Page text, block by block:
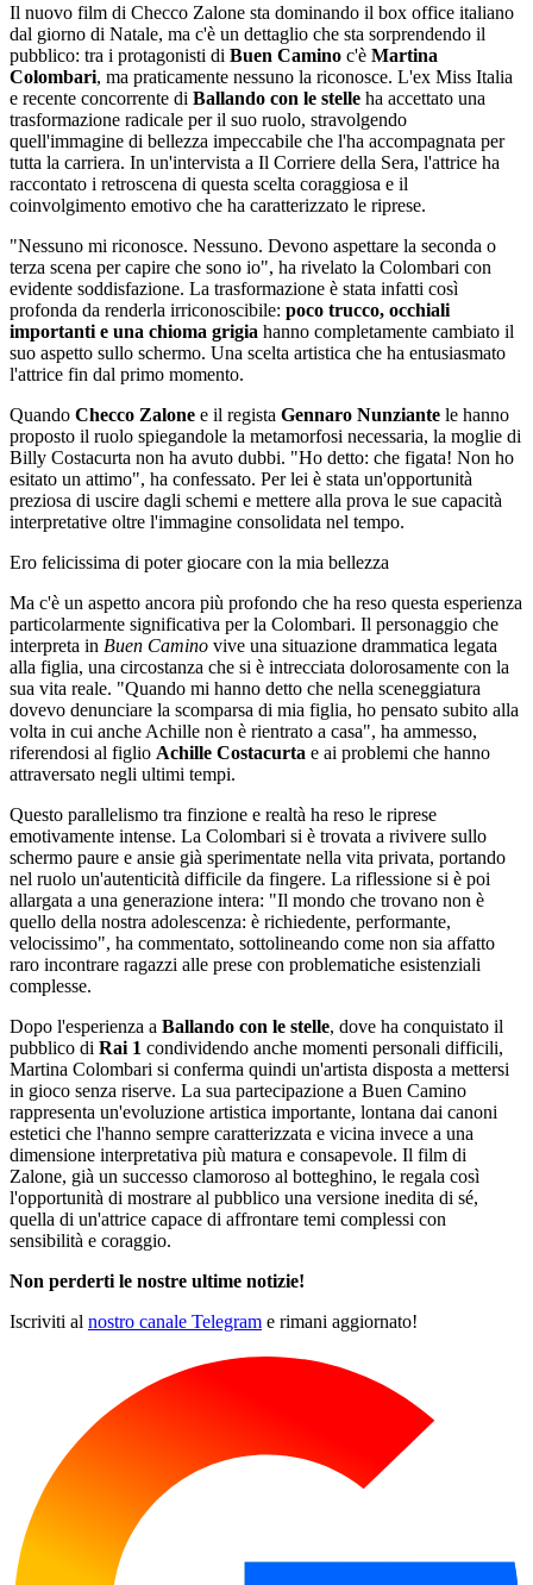
Il nuovo film di Checco Zalone sta dominando il box office italiano
dal giorno di Natale, ma c'è un dettaglio che sta sorprendendo il
pubblico: tra i protagonisti di Buen Camino c'è Martina
Colombari, ma praticamente nessuno la riconosce. L'ex Miss Italia
e recente concorrente di Ballando con le stelle ha accettato una
trasformazione radicale per il suo ruolo, stravolgendo
quell'immagine di bellezza impeccabile che l'ha accompagnata per
tutta la carriera. In un'intervista a Il Corriere della Sera, l'attrice ha
raccontato i retroscena di questa scelta coraggiosa e il
coinvolgimento emotivo che ha caratterizzato le riprese.
"Nessuno mi riconosce. Nessuno. Devono aspettare la seconda o
terza scena per capire che sono io", ha rivelato la Colombari con
evidente soddisfazione. La trasformazione è stata infatti così
profonda da renderla irriconoscibile: poco trucco, occhiali
importanti e una chioma grigia hanno completamente cambiato il
suo aspetto sullo schermo. Una scelta artistica che ha entusiasmato
l'attrice fin dal primo momento.
Quando Checco Zalone e il regista Gennaro Nunziante le hanno
proposto il ruolo spiegandole la metamorfosi necessaria, la moglie di
Billy Costacurta non ha avuto dubbi. "Ho detto: che figata! Non ho
esitato un attimo", ha confessato. Per lei è stata un'opportunità
preziosa di uscire dagli schemi e mettere alla prova le sue capacità
interpretative oltre l'immagine consolidata nel tempo.
Ero felicissima di poter giocare con la mia bellezza
Ma c'è un aspetto ancora più profondo che ha reso questa esperienza
particolarmente significativa per la Colombari. Il personaggio che
interpreta in Buen Camino vive una situazione drammatica legata
alla figlia, una circostanza che si è intrecciata dolorosamente con la
sua vita reale. "Quando mi hanno detto che nella sceneggiatura
dovevo denunciare la scomparsa di mia figlia, ho pensato subito alla
volta in cui anche Achille non è rientrato a casa", ha ammesso,
riferendosi al figlio Achille Costacurta e ai problemi che hanno
attraversato negli ultimi tempi.
Questo parallelismo tra finzione e realtà ha reso le riprese
emotivamente intense. La Colombari si è trovata a rivivere sullo
schermo paure e ansie già sperimentate nella vita privata, portando
nel ruolo un'autenticità difficile da fingere. La riflessione si è poi
allargata a una generazione intera: "Il mondo che trovano non è
quello della nostra adolescenza: è richiedente, performante,
velocissimo", ha commentato, sottolineando come non sia affatto
raro incontrare ragazzi alle prese con problematiche esistenziali
complesse.
Dopo l'esperienza a Ballando con le stelle, dove ha conquistato il
pubblico di Rai 1 condividendo anche momenti personali difficili,
Martina Colombari si conferma quindi un'artista disposta a mettersi
in gioco senza riserve. La sua partecipazione a Buen Camino
rappresenta un'evoluzione artistica importante, lontana dai canoni
estetici che l'hanno sempre caratterizzata e vicina invece a una
dimensione interpretativa più matura e consapevole. Il film di
Zalone, già un successo clamoroso al botteghino, le regala così
l'opportunità di mostrare al pubblico una versione inedita di sé,
quella di un'attrice capace di affrontare temi complessi con
sensibilità e coraggio.
Non perderti le nostre ultime notizie!
Iscriviti al nostro canale Telegram e rimani aggiornato!